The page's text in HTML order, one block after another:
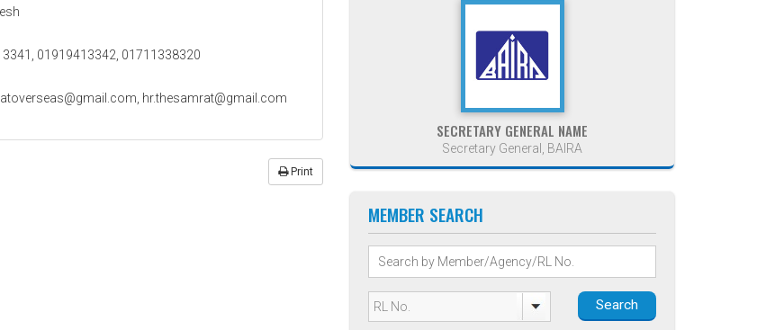
01919413342, 01711338320
hr.thesamrat@gmail.com
Print
SECRETARY GENERAL NAME
Secretary General, BAIRA
MEMBER SEARCH
Search